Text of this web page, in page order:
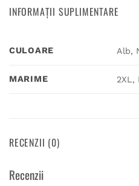
INFORMAȚII SUPLIMENTARE
CULOARE Alb,
MARIME 2XL,
RECENZII (0)
Recenzii